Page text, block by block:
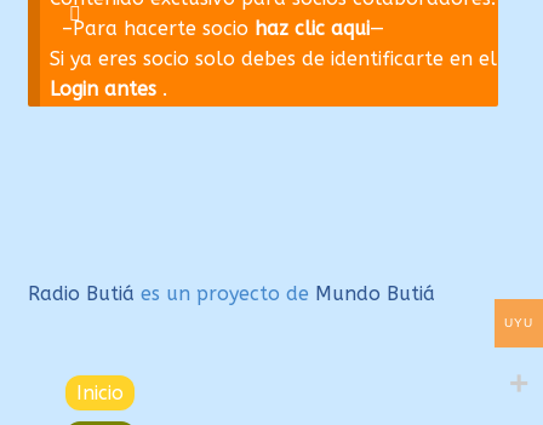
–Para hacerte socio haz clic aqui—
Si ya eres socio solo debes de identificarte en el
Login antes .
Radio Butiá es un proyecto de Mundo Butiá
Inicio
UYU